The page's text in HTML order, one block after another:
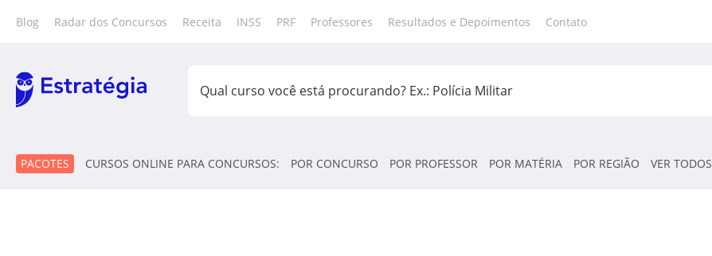
Blog Radar dos Concursos Receita INSS PRF Professores Resultados e Depoimentos Contato
PACOTES CURSOS ONLINE PARA CONCURSOS: POR CONCURSO POR PROFESSOR POR MATÉRIA POR REGIÃO VER TODOS